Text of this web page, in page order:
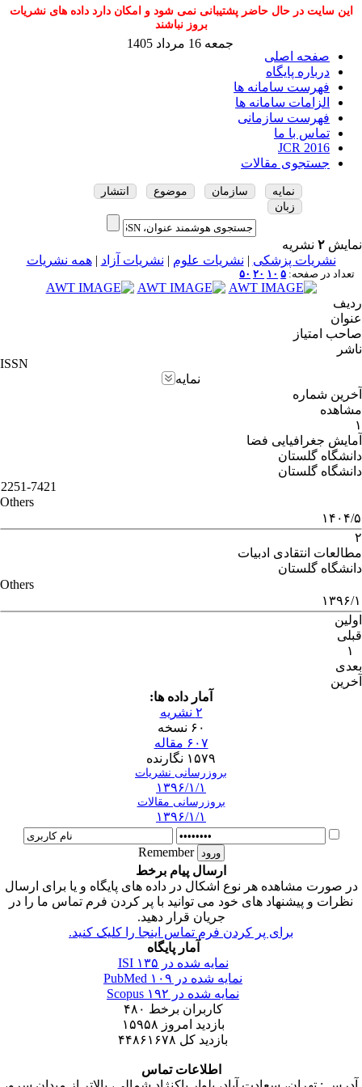
این سایت در حال حاضر پشتیبانی نمی شود و امکان دارد داده های نشریات
بروز نباشند
صفحه اصلی
درباره پایگاه
فهرست سامانه ها
الزامات سامانه ها
فهرست سازمانی
تماس با ما
JCR 2016
جستجوی مقالات
جمعه 16 مرداد 1405
نمایه سازمان موضوع
انتشار
زبان
نمایش ۲ نشریه
نشریات پزشکی | نشریات علوم | نشریات آزاد |همه نشریات
تعداد در صفحه: ۵ ۱۰ ۲۰ ۵۰
ردیف
عنوان
صاحب امتیاز
ناشر
ISSN
نمایه
آخرین شماره
مشاهده
۱
آمایش جغرافیایی فضا
دانشگاه گلستان
دانشگاه گلستان
2251-7421
Others
۱۴۰۴/۵
۲
مطالعات انتقادی ادبیات
دانشگاه گلستان
Others
۱۳۹۶/۱
اولین
قبلی
۱
بعدی
آخرین
آمار داده ها:
۲ نشریه
۶۰ نسخه
۶۰۷ مقاله
۱۵۷۹ نگارنده
بروزرسانی نشریات
۱۳۹۶/۱/۱
بروزرسانی مقالات
۱۳۹۶/۱/۱
Remember
ارسال پیام برخط
در صورت مشاهده هر نوع اشکال در داده های پایگاه و یا برای ارسال
نظرات و پیشنهاد های خود می توانید با پر کردن فرم تماس ما را در
جریان قرار دهید.
برای پر کردن فرم تماس اینجا را کلیک کنید.
آمار پایگاه
نمایه شده در ISI ۱۳۵
نمایه شده در PubMed ۱۰۹
نمایه شده در Scopus ۱۹۲
کاربران برخط ۴۸۰
بازدید امروز ۱۵۹۵۸
بازدید کل ۴۴۸۶۱۶۷۸
اطلاعات تماس